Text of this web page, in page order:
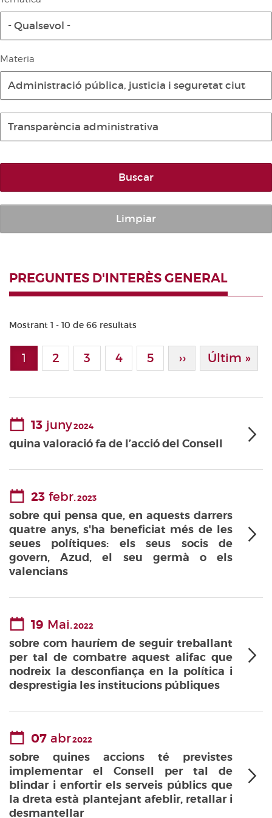
Diari de la Diputació Permanent
Publicacions no oficials
Anuari de Dret Parlamentari
Temes de les Corts Valencianes
Corts Forals
Altres publicacions
- Qualsevol -
Materia
Administració pública, justicia i seguretat
Transparència administrativa
Buscar
Limpiar
PREGUNTES D'INTERÈS GENERAL
Mostrant 1 - 10 de 66 resultats
Paginació
Pàgina actual
1 Page
2 Page
3 Page
4 Page
5 Pàgina
›› Última
Últim »
13 juny2024
quina valoració fa de l’acció del Consell
23 febr.2023
sobre qui pensa que, en aquests darrers
quatre anys, s'ha beneficiat més de les
seues polítiques: els seus socis de
govern, Azud, el seu germà o els
valencians
19 Mai.2022
sobre com hauríem de seguir treballant
per tal de combatre aquest alifac que
nodreix la desconfiança en la política i
desprestigia les institucions públiques
07 abr2022
sobre quines accions té previstes
implementar el Consell per tal de
blindar i enfortir els serveis públics que
la dreta està plantejant afeblir, retallar i
desmantellar